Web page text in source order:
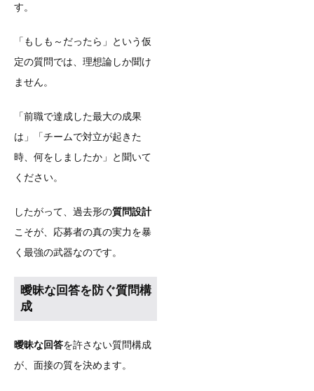
す。
「もしも～だったら」という仮
定の質問では、理想論しか聞け
ません。
「前職で達成した最大の成果
は」「チームで対立が起きた
時、何をしましたか」と聞いて
ください。
したがって、過去形の質問設計
こそが、応募者の真の実力を暴
く最強の武器なのです。
曖昧な回答を防ぐ質問構
成
曖昧な回答を許さない質問構成
が、面接の質を決めます。